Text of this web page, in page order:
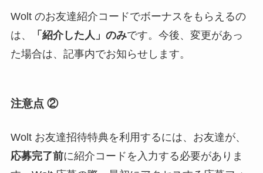
Wolt のお友達紹介コードでボーナスをもらえるの
は、
「紹介した人」のみです。今後、変更があっ
た場合は、記事内でお知らせします。
注意点 ②
Wolt お友達招待特典を利用するには、お友達が、
応募完了前に紹介コードを入力する必要がありま